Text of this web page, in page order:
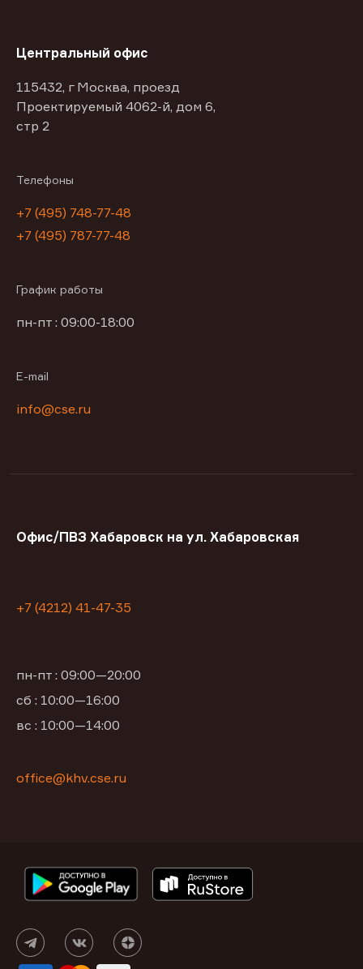
Центральный офис
115432, г Москва, проезд
Проектируемый 4062-й, дом 6,
стр 2
Телефоны
+7 (495) 748-77-48
+7 (495) 787-77-48
График работы
пн-пт : 09:00-18:00
E-mail
info@cse.ru
Офис/ПВЗ Хабаровск на ул. Хабаровская
+7 (4212) 41-47-35
пн-пт : 09:00—20:00
сб : 10:00—16:00
вс : 10:00—14:00
office@khv.cse.ru